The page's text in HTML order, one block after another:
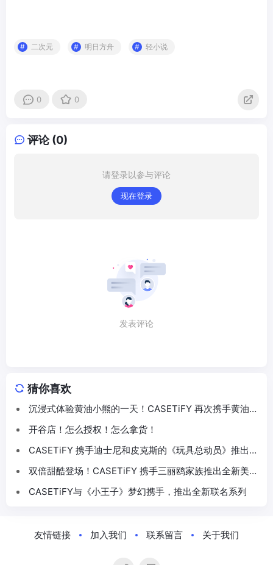
二次元 明日方舟 轻小说
0 0
评论 (0)
请登录以参与评论
现在登录
发表评论
猜你喜欢
沉浸式体验黄油小熊的一天！CASETiFY 再次携手黄油小
开谷店！怎么授权！怎么拿货！
CASETiFY 携手迪士尼和皮克斯的《玩具总动员》推出
双倍甜酷登场！CASETiFY 携手三丽鸥家族推出全新美乐
CASETiFY与《小王子》梦幻携手，推出全新联名系列
友情链接 加入我们 联系留言 关于我们